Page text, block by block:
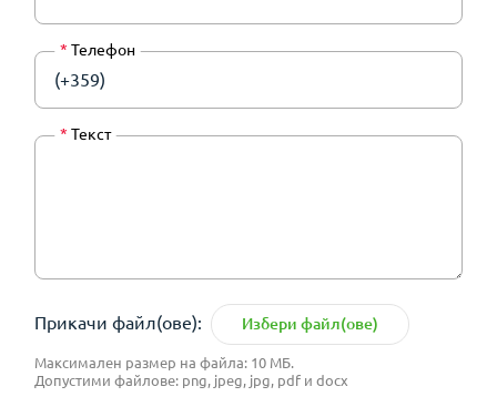
* Телефон
(+359)
* Текст
Прикачи файл(ове): Избери файл(ове)
Максимален размер на файла: 10 МБ.
Допустими файлове: png, jpeg, jpg, pdf и docx